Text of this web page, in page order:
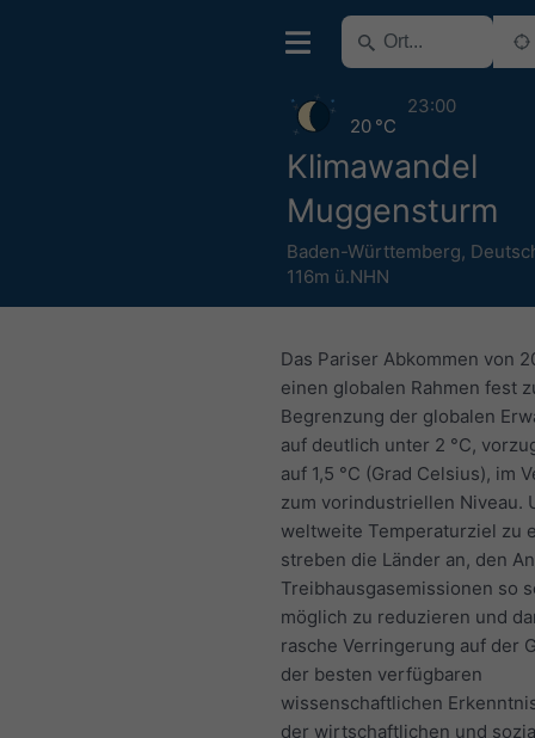
Klimawandel
Muggensturm
Baden-Württemberg,
116m ü.NHN
20 °C
23:00
Das Pariser Abkommen von
einen globalen Rahmen fest
Begrenzung der globalen
auf deutlich unter 2 °C,
auf 1,5 °C (Grad Celsius), im
zum vorindustriellen Niveau.
weltweite Temperaturziel zu
streben die Länder an, den
Treibhausgasemissionen so
möglich zu reduzieren und
rasche Verringerung auf der
der besten verfügbaren
wissenschaftlichen
der wirtschaftlichen und